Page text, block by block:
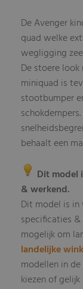
De Avenger
quad welke
wegligging
De stoere look
miniquad is
stootbumper
behaalt een
Dit model
& werkend.
Dit model is in
specificaties
mogelijk om
landelijke
modellen in
kiezen of gelijk